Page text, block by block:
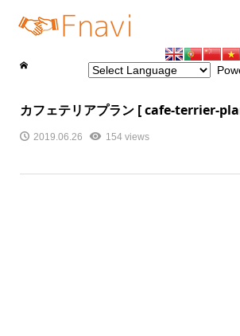
カフェテリアプラン [ cafe‐terrier-
2019.06.26 154 views